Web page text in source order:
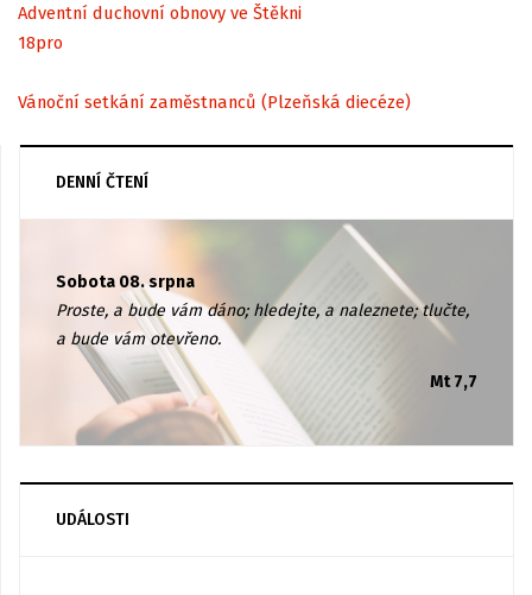
Adventní duchovní obnovy ve Štěkni
18pro
Vánoční setkání zaměstnanců (Plzeňská diecéze)
DENNÍ ČTENÍ
Sobota 08. srpna
Proste, a bude vám dáno; hledejte, a naleznete; tlučte,
a bude vám otevřeno.
Mt 7,7
UDÁLOSTI